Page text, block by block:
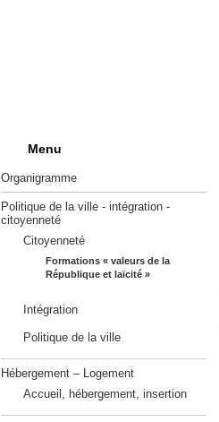
Menu
Organigramme
Politique de la ville - intégration -
citoyenneté
Citoyenneté
Formations « valeurs de la
République et laïcité »
Intégration
Politique de la ville
Hébergement – Logement
Accueil, hébergement, insertion